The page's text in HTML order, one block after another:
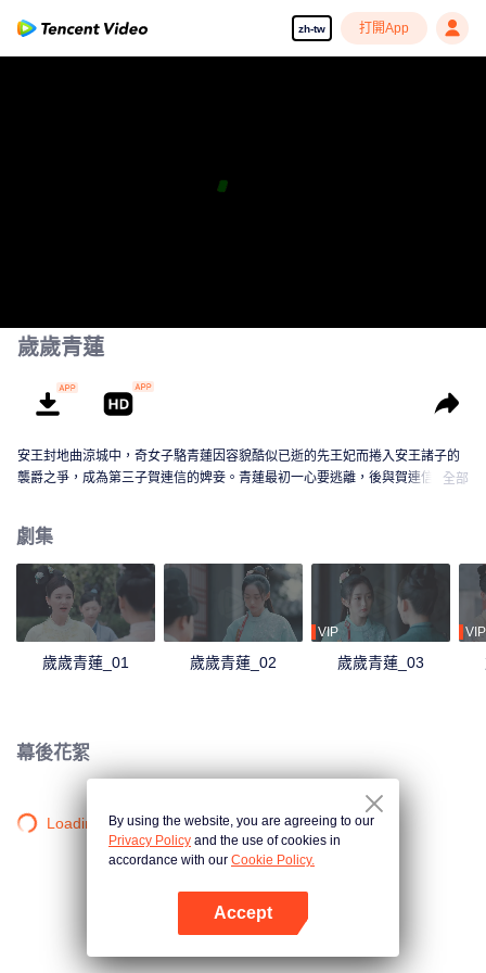
zh-tw 打開App
歲歲青蓮
安王封地曲涼城中，奇女子駱青蓮因容貌酷似已逝的先王妃而捲入安王諸子的
襲爵之爭，成為第三子賀連信的婢妾。青蓮最初一心要逃離，後與賀連信歷經
全部
劇集
歲歲青蓮_01 歲歲青蓮_02
VIP
歲歲青蓮_03
VIP
幕後花絮
Loading…By using the website, you are agreeing to our
Privacy Policy and the use of cookies in
accordance with our Cookie Policy.
Accept